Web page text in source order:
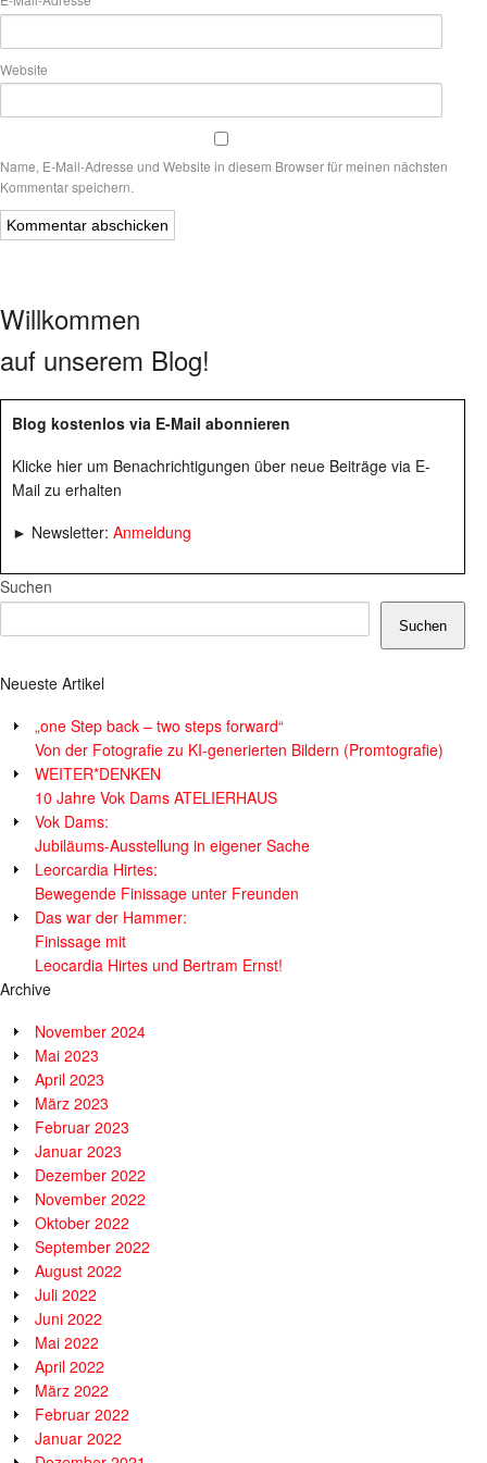
Website
Name, E-Mail-Adresse und Website in diesem Browser für meinen nächsten
Kommentar speichern.
Willkommen
auf unserem Blog!
Blog kostenlos via E-Mail abonnieren
Klicke hier um Benachrichtigungen über neue Beiträge via E-
Mail zu erhalten
► Newsletter: Anmeldung
Suchen
Suchen
Neueste Artikel
„one Step back – two steps forward“
Von der Fotografie zu KI-generierten Bildern (Promtografie)
WEITER*DENKEN
10 Jahre Vok Dams ATELIERHAUS
Vok Dams:
Jubiläums-Ausstellung in eigener Sache
Leorcardia Hirtes:
Bewegende Finissage unter Freunden
Das war der Hammer:
Finissage mit
Leocardia Hirtes und Bertram Ernst!
Archive
November 2024
Mai 2023
April 2023
März 2023
Februar 2023
Januar 2023
Dezember 2022
November 2022
Oktober 2022
September 2022
August 2022
Juli 2022
Juni 2022
Mai 2022
April 2022
März 2022
Februar 2022
Januar 2022